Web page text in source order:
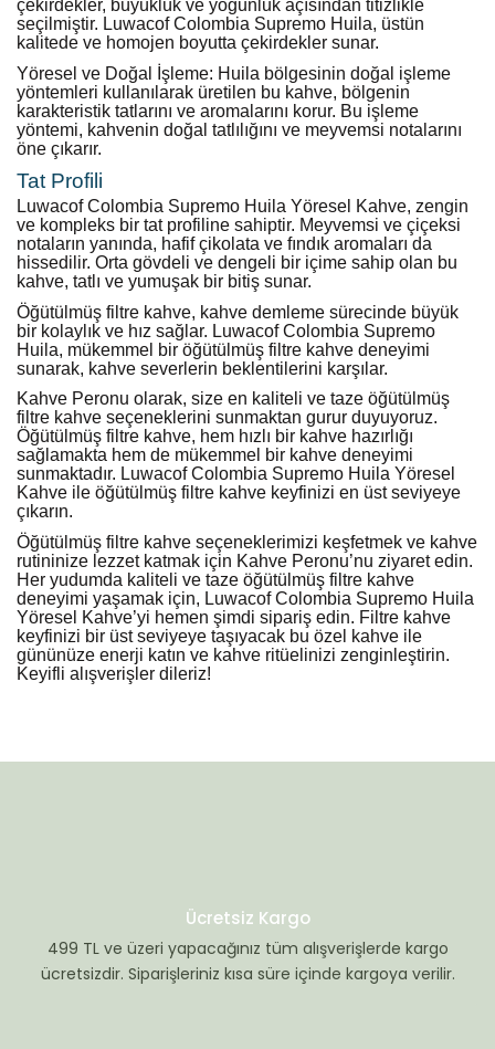
çekirdekler, büyüklük ve yoğunluk açısından titizlikle
seçilmiştir. Luwacof Colombia Supremo Huila, üstün
kalitede ve homojen boyutta çekirdekler sunar.
Yöresel ve Doğal İşleme: Huila bölgesinin doğal işleme
yöntemleri kullanılarak üretilen bu kahve, bölgenin
karakteristik tatlarını ve aromalarını korur. Bu işleme
yöntemi, kahvenin doğal tatlılığını ve meyvemsi notalarını
öne çıkarır.
Tat Profili
Luwacof Colombia Supremo Huila Yöresel Kahve, zengin
ve kompleks bir tat profiline sahiptir. Meyvemsi ve çiçeksi
notaların yanında, hafif çikolata ve fındık aromaları da
hissedilir. Orta gövdeli ve dengeli bir içime sahip olan bu
kahve, tatlı ve yumuşak bir bitiş sunar.
Öğütülmüş filtre kahve, kahve demleme sürecinde büyük
bir kolaylık ve hız sağlar. Luwacof Colombia Supremo
Huila, mükemmel bir öğütülmüş filtre kahve deneyimi
sunarak, kahve severlerin beklentilerini karşılar.
Kahve Peronu olarak, size en kaliteli ve taze öğütülmüş
filtre kahve seçeneklerini sunmaktan gurur duyuyoruz.
Öğütülmüş filtre kahve, hem hızlı bir kahve hazırlığı
sağlamakta hem de mükemmel bir kahve deneyimi
sunmaktadır. Luwacof Colombia Supremo Huila Yöresel
Kahve ile öğütülmüş filtre kahve keyfinizi en üst seviyeye
çıkarın.
Öğütülmüş filtre kahve seçeneklerimizi keşfetmek ve kahve
rutininize lezzet katmak için Kahve Peronu’nu ziyaret edin.
Her yudumda kaliteli ve taze öğütülmüş filtre kahve
deneyimi yaşamak için, Luwacof Colombia Supremo Huila
Yöresel Kahve’yi hemen şimdi sipariş edin. Filtre kahve
keyfinizi bir üst seviyeye taşıyacak bu özel kahve ile
gününüze enerji katın ve kahve ritüelinizi zenginleştirin.
Keyifli alışverişler dileriz!
Ücretsiz Kargo
499 TL ve üzeri yapacağınız tüm alışverişlerde kargo
ücretsizdir. Siparişleriniz kısa süre içinde kargoya verilir.